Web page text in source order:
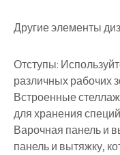
Другие элементы
Отступы:
различных рабочих
Встроенные
для хранения
Варочная панель и
панель и вытяжку,